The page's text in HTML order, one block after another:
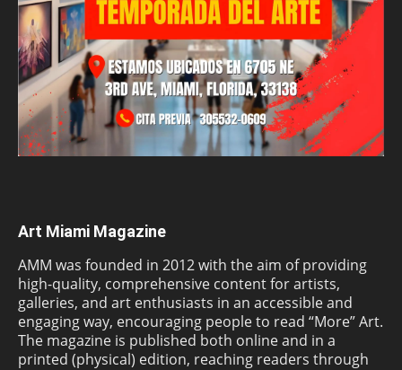
Art Miami Magazine
AMM was founded in 2012 with the aim of providing
high-quality, comprehensive content for artists,
galleries, and art enthusiasts in an accessible and
engaging way, encouraging people to read “More” Art.
The magazine is published both online and in a
printed (physical) edition, reaching readers through